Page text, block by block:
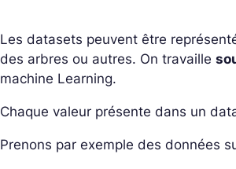
Les datasets peuvent être
des arbres ou autres. On travaille
machine Learning.
Chaque valeur présente dans un
Prenons par exemple des données